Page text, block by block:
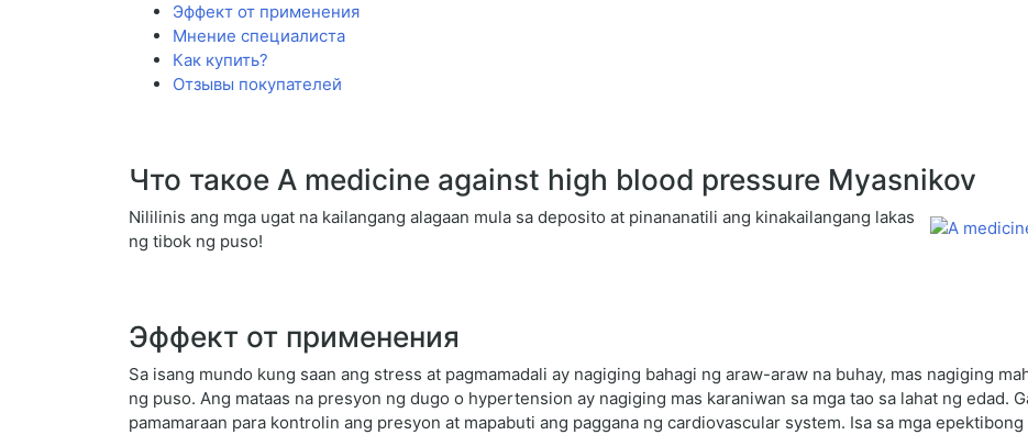
Эффект от применения
Мнение специалиста
Как купить?
Отзывы покупателей
Что такое A medicine against high blood pressure Myasnikov
Nililinis ang mga ugat na kailangang alagaan mula sa deposito at pinananatili ang kinakailangang lakas
ng tibok ng puso!
Эффект от применения
Sa isang mundo kung saan ang stress at pagmamadali ay nagiging bahagi ng araw-araw na buhay, mas nagiging
ng puso. Ang mataas na presyon ng dugo o hypertension ay nagiging mas karaniwan sa mga tao sa lahat ng edad.
pamamaraan para kontrolin ang presyon at mapabuti ang paggana ng cardiovascular system. Isa sa mga